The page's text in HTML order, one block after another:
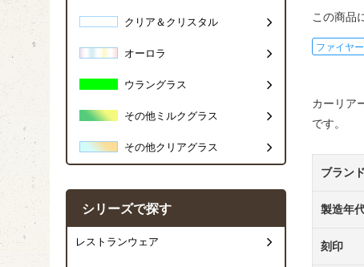
この商品
ファイヤ
カーリア
です。
ブランド
製造年
刻印
クリア＆クリスタル
オーロラ
ウラングラス
その他ミルクグラス
その他クリアグラス
シリーズで探す
レストランウェア